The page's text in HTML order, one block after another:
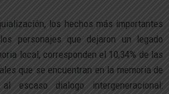
los hechos más importantes
personajes que dejaron un legado
local, corresponden el 10,34% de las
que se encuentran en la memoria de
escaso dialogo intergeneracional: